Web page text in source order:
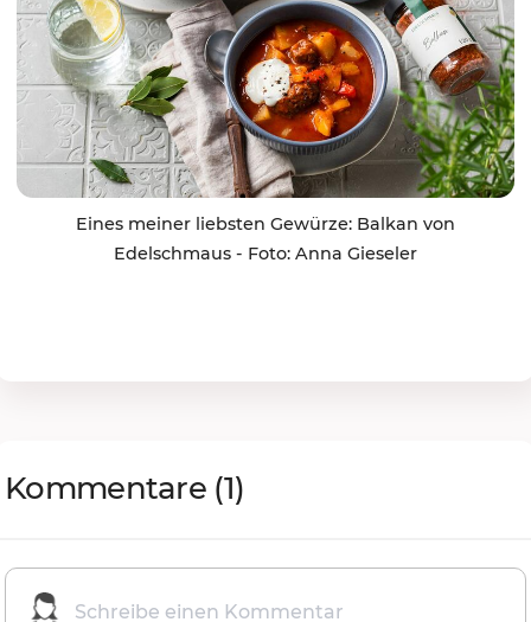
Eines meiner liebsten Gewürze: Balkan von
Edelschmaus - Foto: Anna Gieseler
Kommentare (1)